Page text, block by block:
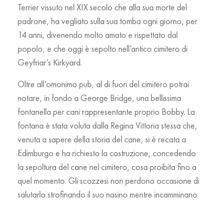
Terrier vissuto nel XIX secolo che alla sua morte del
padrone, ha vegliato sulla sua tomba ogni giorno, per
14 anni, divenendo molto amato e rispettato dal
popolo, e che oggi è sepolto nell’antico cimitero di
Geyfriar’s Kirkyard.
Oltre all’omonimo pub, al di fuori del cimitero potrai
notare, in fondo a George Bridge, una bellissima
fontanella per cani rappresentante proprio Bobby. La
fontana è stata voluta dalla Regina Vittoria stessa che,
venuta a sapere della storia del cane, si è recata a
Edimburgo e ha richiesto la costruzione, concedendo
la sepoltura del cane nel cimitero, cosa proibita fino a
quel momento. Gli scozzesi non perdono occasione di
salutarlo strofinando il suo nasino mentre incamminano